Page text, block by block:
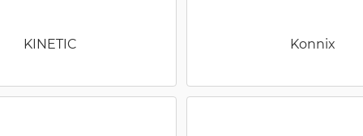
KINETIC Konnix